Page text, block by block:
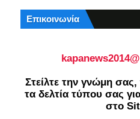
Επικοινωνία
Στείλτε την γνώμη
τα δελτία τύπου σας
στο